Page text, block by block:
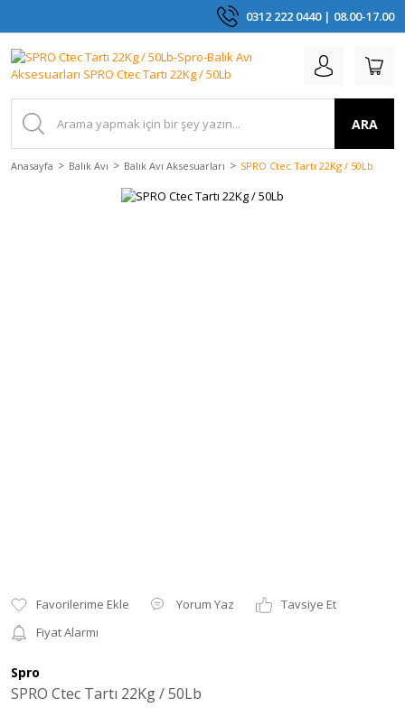
0312 222 0440 | 08.00-17.00
ARA
Anasayfa Balık Avı Balık Avı Aksesuarları SPRO Ctec Tartı 22Kg / 50Lb
Yorum Yaz
Tavsiye Et
Fiyat Alarmı
Spro
SPRO Ctec Tartı 22Kg / 50Lb